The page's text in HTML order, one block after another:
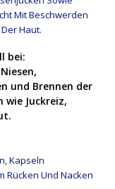
bei:
und Brennen der
wie Juckreiz,